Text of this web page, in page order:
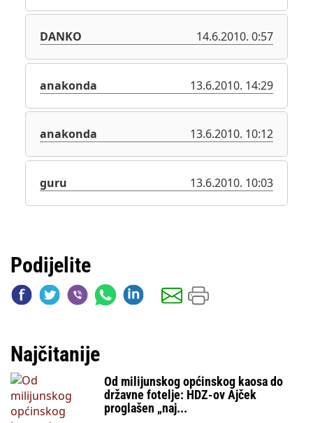
DANKO 14.6.2010. 0:57
anakonda 13.6.2010. 14:29
anakonda 13.6.2010. 10:12
guru 13.6.2010. 10:03
Podijelite
Najčitanije
Od milijunskog općinskog kaosa do
državne fotelje: HDZ-ov Ajček
proglašen „naj...